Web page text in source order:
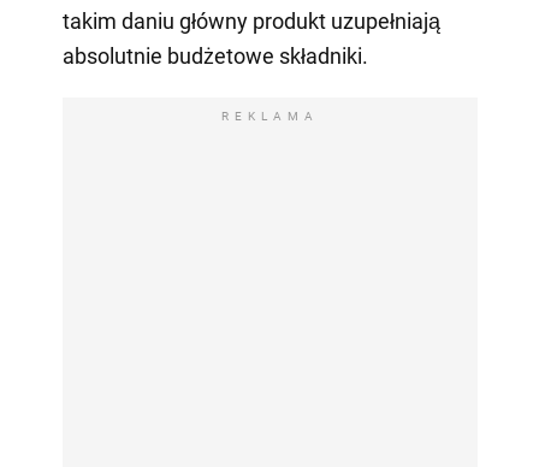
takim daniu główny produkt uzupełniają
absolutnie budżetowe składniki.
REKLAMA